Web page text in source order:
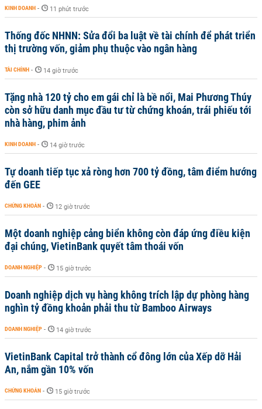
KINH DOANH - 11 phút trước
Thống đốc NHNN: Sửa đổi ba luật về tài chính để phát triển
thị trường vốn, giảm phụ thuộc vào ngân hàng
TÀI CHÍNH - 14 giờ trước
Tặng nhà 120 tỷ cho em gái chỉ là bề nổi, Mai Phương Thúy
còn sở hữu danh mục đầu tư từ chứng khoán, trái phiếu tới
nhà hàng, phim ảnh
KINH DOANH - 14 giờ trước
Tự doanh tiếp tục xả ròng hơn 700 tỷ đồng, tâm điểm hướng
đến GEE
CHỨNG KHOÁN - 12 giờ trước
Một doanh nghiệp cảng biển không còn đáp ứng điều kiện
đại chúng, VietinBank quyết tâm thoái vốn
DOANH NGHIỆP - 15 giờ trước
Doanh nghiệp dịch vụ hàng không trích lập dự phòng hàng
nghìn tỷ đồng khoản phải thu từ Bamboo Airways
DOANH NGHIỆP - 14 giờ trước
VietinBank Capital trở thành cổ đông lớn của Xếp dỡ Hải
An, nắm gần 10% vốn
CHỨNG KHOÁN - 15 giờ trước